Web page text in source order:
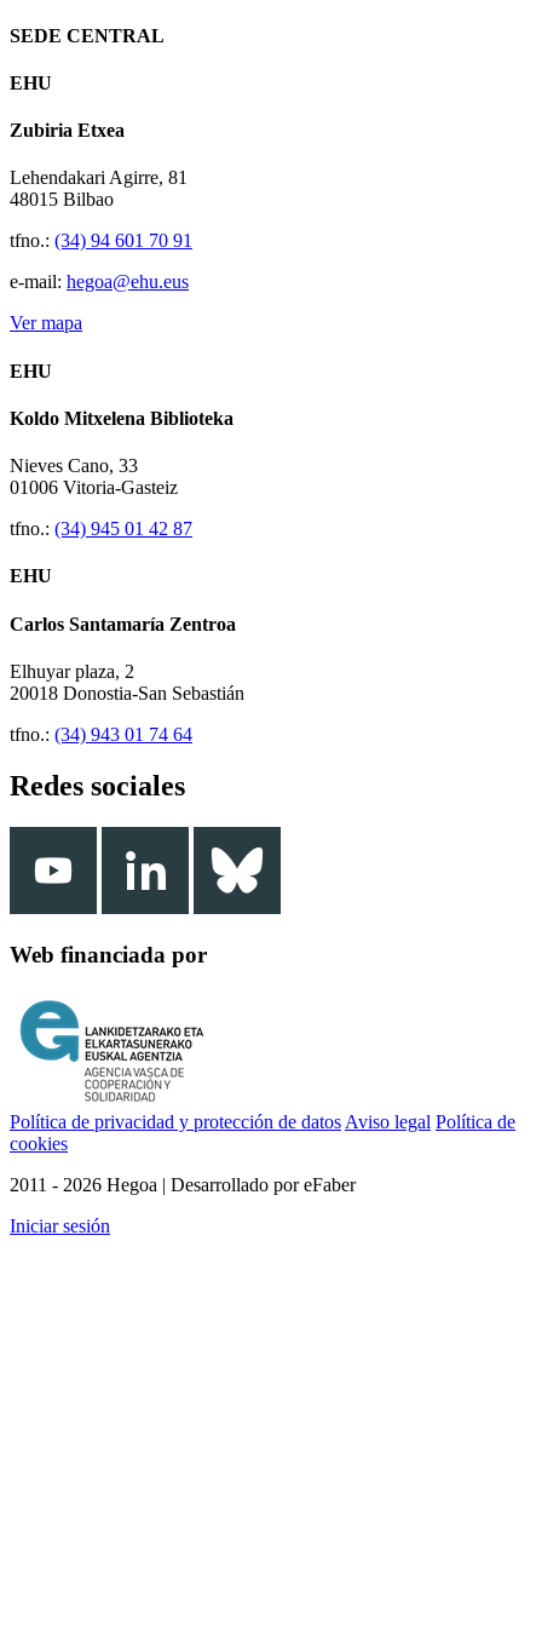
SEDE CENTRAL
EHU
Zubiria Etxea
Lehendakari Agirre, 81
48015 Bilbao
tfno.: (34) 94 601 70 91
e-mail: hegoa@ehu.eus
Ver mapa
EHU
Koldo Mitxelena Biblioteka
Nieves Cano, 33
01006 Vitoria-Gasteiz
tfno.: (34) 945 01 42 87
EHU
Carlos Santamaría Zentroa
Elhuyar plaza, 2
20018 Donostia-San Sebastián
tfno.: (34) 943 01 74 64
Redes sociales
Web financiada por
Política de privacidad y protección de datos Aviso legal Política de
cookies
2011 - 2026 Hegoa | Desarrollado por eFaber
Iniciar sesión